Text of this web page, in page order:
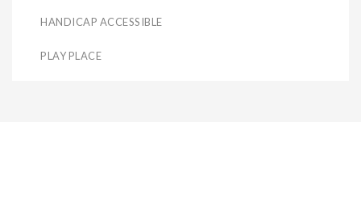
HANDICAP ACCESSIBLE
PLAY PLACE